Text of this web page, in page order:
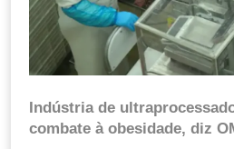
Indústria de
combate à obesidade, diz